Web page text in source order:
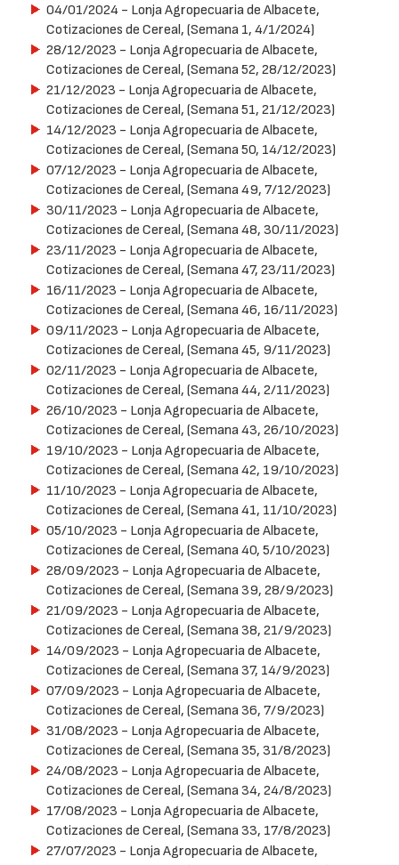
04/01/2024 - Lonja Agropecuaria de Albacete,
Cotizaciones de Cereal, (Semana 1, 4/1/2024)
28/12/2023 - Lonja Agropecuaria de Albacete,
Cotizaciones de Cereal, (Semana 52, 28/12/2023)
21/12/2023 - Lonja Agropecuaria de Albacete,
Cotizaciones de Cereal, (Semana 51, 21/12/2023)
14/12/2023 - Lonja Agropecuaria de Albacete,
Cotizaciones de Cereal, (Semana 50, 14/12/2023)
07/12/2023 - Lonja Agropecuaria de Albacete,
Cotizaciones de Cereal, (Semana 49, 7/12/2023)
30/11/2023 - Lonja Agropecuaria de Albacete,
Cotizaciones de Cereal, (Semana 48, 30/11/2023)
23/11/2023 - Lonja Agropecuaria de Albacete,
Cotizaciones de Cereal, (Semana 47, 23/11/2023)
16/11/2023 - Lonja Agropecuaria de Albacete,
Cotizaciones de Cereal, (Semana 46, 16/11/2023)
09/11/2023 - Lonja Agropecuaria de Albacete,
Cotizaciones de Cereal, (Semana 45, 9/11/2023)
02/11/2023 - Lonja Agropecuaria de Albacete,
Cotizaciones de Cereal, (Semana 44, 2/11/2023)
26/10/2023 - Lonja Agropecuaria de Albacete,
Cotizaciones de Cereal, (Semana 43, 26/10/2023)
19/10/2023 - Lonja Agropecuaria de Albacete,
Cotizaciones de Cereal, (Semana 42, 19/10/2023)
11/10/2023 - Lonja Agropecuaria de Albacete,
Cotizaciones de Cereal, (Semana 41, 11/10/2023)
05/10/2023 - Lonja Agropecuaria de Albacete,
Cotizaciones de Cereal, (Semana 40, 5/10/2023)
28/09/2023 - Lonja Agropecuaria de Albacete,
Cotizaciones de Cereal, (Semana 39, 28/9/2023)
21/09/2023 - Lonja Agropecuaria de Albacete,
Cotizaciones de Cereal, (Semana 38, 21/9/2023)
14/09/2023 - Lonja Agropecuaria de Albacete,
Cotizaciones de Cereal, (Semana 37, 14/9/2023)
07/09/2023 - Lonja Agropecuaria de Albacete,
Cotizaciones de Cereal, (Semana 36, 7/9/2023)
31/08/2023 - Lonja Agropecuaria de Albacete,
Cotizaciones de Cereal, (Semana 35, 31/8/2023)
24/08/2023 - Lonja Agropecuaria de Albacete,
Cotizaciones de Cereal, (Semana 34, 24/8/2023)
17/08/2023 - Lonja Agropecuaria de Albacete,
Cotizaciones de Cereal, (Semana 33, 17/8/2023)
27/07/2023 - Lonja Agropecuaria de Albacete,